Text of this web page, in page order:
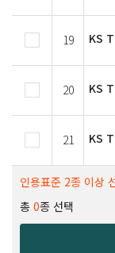
19 KS
20 KS
21 KS
인용표준 2종 이상
총 0종 선택